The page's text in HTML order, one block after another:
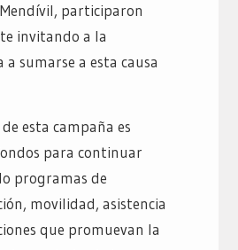
participaron
invitando a la
a sumarse a esta causa
esta campaña es
para continuar
programas de
movilidad, asistencia
que promuevan la